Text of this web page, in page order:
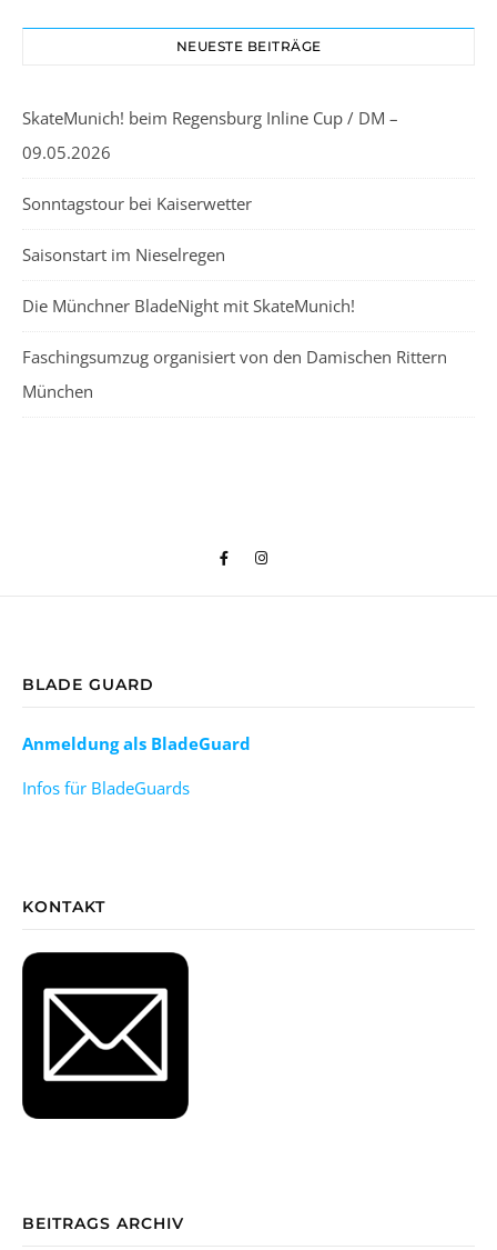
NEUESTE BEITRÄGE
SkateMunich! beim Regensburg Inline Cup / DM –
09.05.2026
Sonntagstour bei Kaiserwetter
Saisonstart im Nieselregen
Die Münchner BladeNight mit SkateMunich!
Faschingsumzug organisiert von den Damischen Rittern
München
BLADE GUARD
Anmeldung als BladeGuard
Infos für BladeGuards
KONTAKT
BEITRAGS ARCHIV